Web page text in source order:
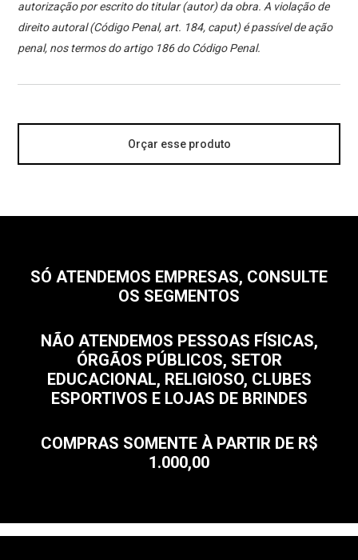
autorização por escrito do titular (autor) da obra. A violação de
direito autoral (Código Penal, art. 184, caput) é passível de ação
penal, nos termos do artigo 186 do Código Penal.
Orçar esse produto
SÓ ATENDEMOS EMPRESAS, CONSULTE
OS SEGMENTOS
NÃO ATENDEMOS PESSOAS FÍSICAS,
ÓRGÃOS PÚBLICOS, SETOR
EDUCACIONAL, RELIGIOSO, CLUBES
ESPORTIVOS E LOJAS DE BRINDES
COMPRAS SOMENTE À PARTIR DE R$
1.000,00